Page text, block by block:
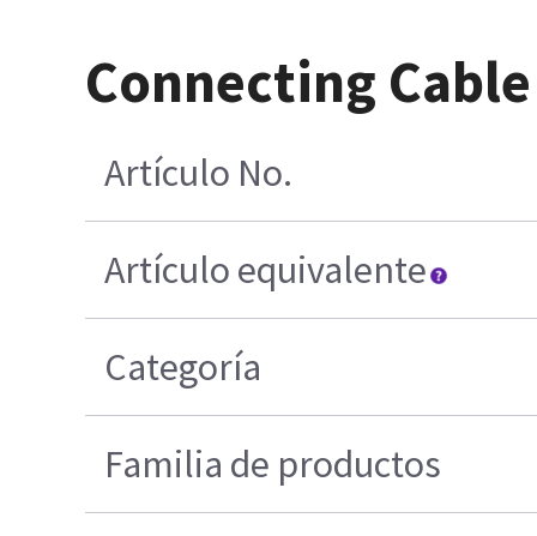
Connecting
Artículo No.
Artículo equivalente
Categoría
Familia de productos